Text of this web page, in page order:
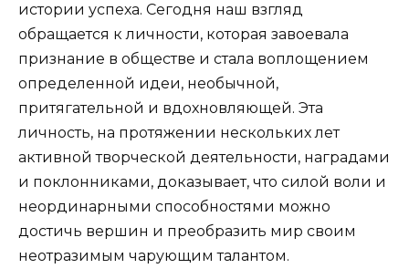
истории успеха. Сегодня наш взгляд
обращается к личности, которая завоевала
признание в обществе и стала воплощением
определенной идеи, необычной,
притягательной и вдохновляющей. Эта
личность, на протяжении нескольких лет
активной творческой деятельности, наградами
и поклонниками, доказывает, что силой воли и
неординарными способностями можно
достичь вершин и преобразить мир своим
неотразимым чарующим талантом.